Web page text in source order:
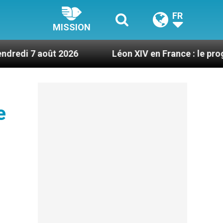
MISSION
FR
2026 Léon XIV en France : le programme